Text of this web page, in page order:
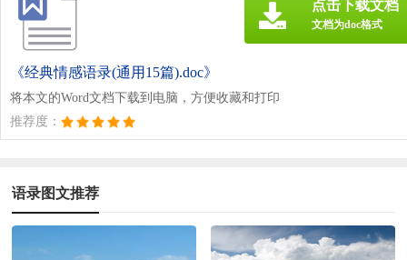
《经典情感语录(通用15篇).doc》
将本文的Word文档下载到电脑，方便收藏和打印
推荐度：
点击下载文档
文档为doc格式
语录图文推荐